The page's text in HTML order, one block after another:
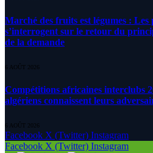
Marché des fruits est légumes :
s’interrogent sur le retour du
de la demande
6 AOÛT 2026
Compétitions africaines interclubs
algériens connaissent leurs
6 AOÛT 2026
Facebook X (Twitter) Instagram
Facebook X (Twitter) Instagram